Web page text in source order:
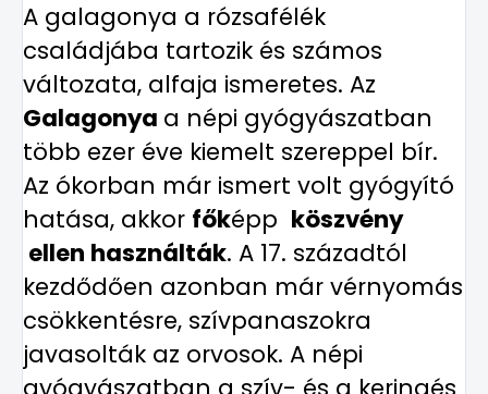
A galagonya a rózsafélék
családjába tartozik és számos
változata, alfaja ismeretes. Az
Galagonya a népi gyógyászatban
több ezer éve kiemelt szereppel bír.
Az ókorban már ismert volt gyógyító
hatása, akkor főképp köszvény
ellen használták. A 17. századtól
kezdődően azonban már vérnyomás
csökkentésre, szívpanaszokra
javasolták az orvosok. A népi